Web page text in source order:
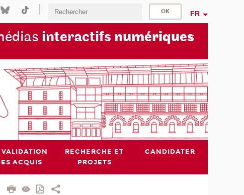
FR
interactifs numériques
VALIDATION
ACQUIS
RECHERCHE ET
PROJETS
CANDIDATER